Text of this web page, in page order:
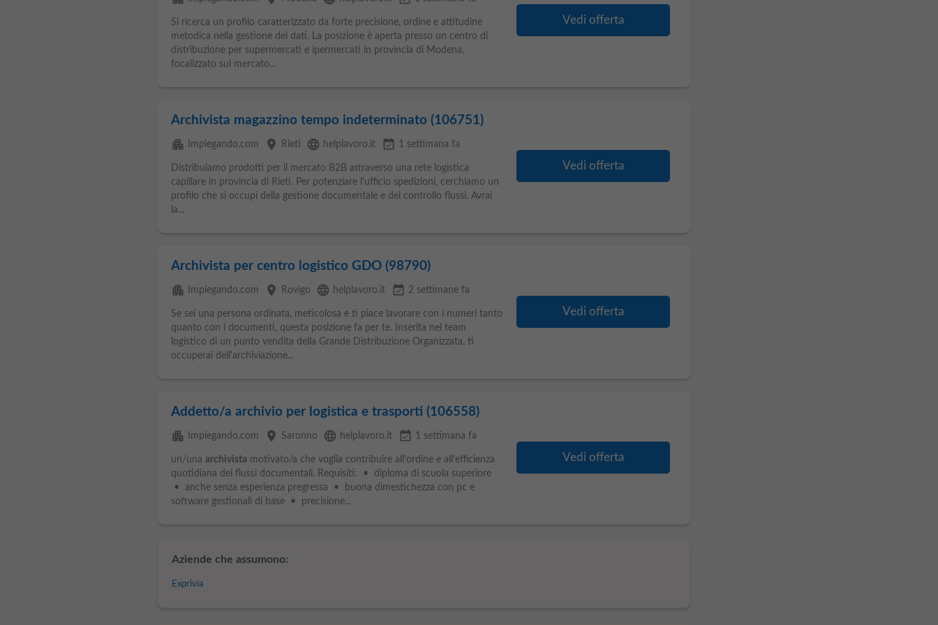
Si ricerca un profilo caratterizzato da forte precisione, ordine e attitudine
metodica nella gestione dei dati. La posizione è aperta presso un centro di
distribuzione per supermercati e ipermercati in provincia di Modena,
focalizzato sul mercato...
Vedi offerta
Archivista magazzino tempo indeterminato (106751)
apartment Impiegando.com place Rieti language helplavoro.it event_available 1 settimana fa
Distribuiamo prodotti per il mercato B2B attraverso una rete logistica
capillare in provincia di Rieti. Per potenziare l'ufficio spedizioni, cerchiamo un
profilo che si occupi della gestione documentale e del controllo flussi. Avrai
la...
Vedi offerta
Archivista per centro logistico GDO (98790)
apartment Impiegando.com place Rovigo language helplavoro.it event_available 2 settimane fa
Se sei una persona ordinata, meticolosa e ti piace lavorare con i numeri tanto
quanto con i documenti, questa posizione fa per te. Inserita nel team
logistico di un punto vendita della Grande Distribuzione Organizzata, ti
occuperai dell'archiviazione...
Vedi offerta
Addetto/a archivio per logistica e trasporti (106558)
apartment Impiegando.com place Saronno language helplavoro.it event_available 1 settimana fa
un/una archivista motivato/a che voglia contribuire all'ordine e all'efficienza
quotidiana dei flussi documentali. Requisiti: • diploma di scuola superiore
• anche senza esperienza pregressa • buona dimestichezza con pc e
software gestionali di base • precisione...
Vedi offerta
Aziende che assumono:
Exprivia